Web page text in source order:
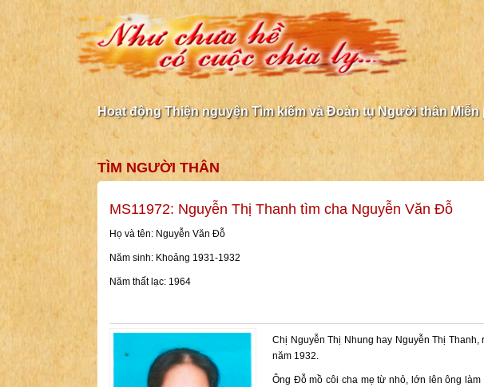
Hoạt động Thiện nguyện Tìm kiếm và Đoàn tụ Người thân Miễn
TÌM NGƯỜI THÂN
MS11972: Nguyễn Thị Thanh tìm cha Nguyễn Văn Đỗ
Họ và tên: Nguyễn Văn Đỗ
Năm sinh: Khoảng 1931-1932
Năm thất lạc: 1964
Chị Nguyễn Thị Nhung hay Nguyễn Thị
năm 1932.
Ông Đỗ mồ côi cha mẹ từ nhỏ, lớn lên ông